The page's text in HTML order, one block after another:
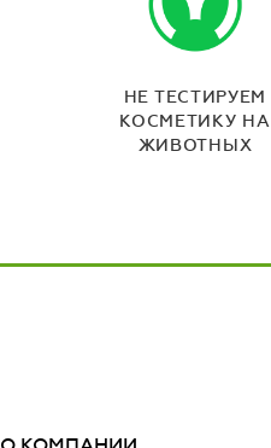
НЕ ТЕСТИРУЕМ
КОСМЕТИКУ НА
ЖИВОТНЫХ